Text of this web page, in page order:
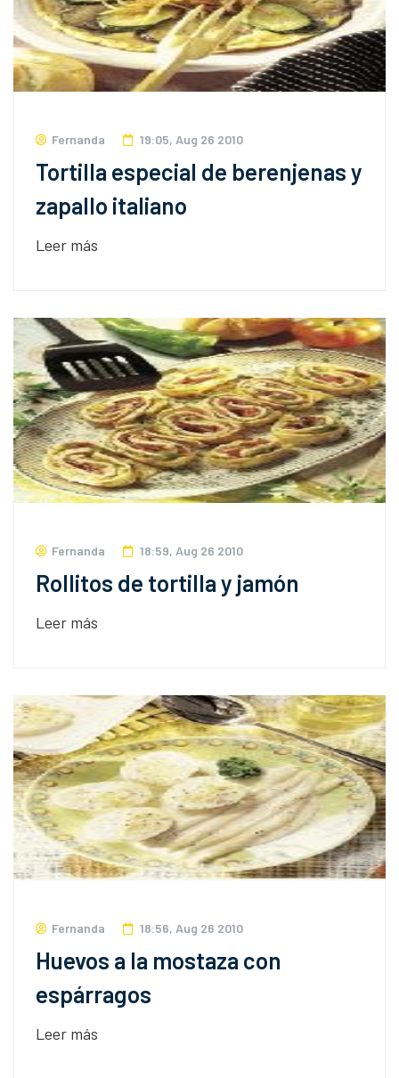
Fernanda 19:05, Aug 26 2010
Tortilla especial de berenjenas y
zapallo italiano
Leer más
Fernanda 18:59, Aug 26 2010
Rollitos de tortilla y jamón
Leer más
Fernanda 18:56, Aug 26 2010
Huevos a la mostaza con
espárragos
Leer más